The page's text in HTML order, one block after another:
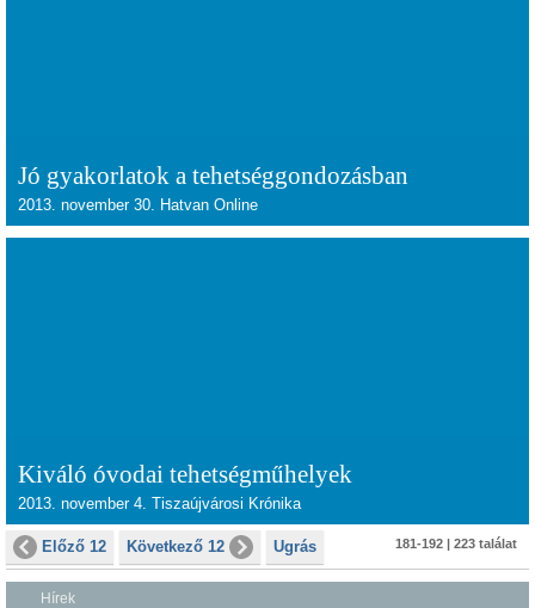
Jó gyakorlatok a tehetséggondozásban
2013. november 30. Hatvan Online
Kiváló óvodai tehetségműhelyek
2013. november 4. Tiszaújvárosi Krónika
Előző 12 Következő 12 Ugrás 181-192 | 223 találat
Hírek